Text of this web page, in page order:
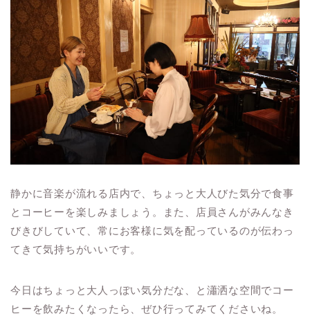
静かに音楽が流れる店内で、ちょっと大人びた気分で食事
とコーヒーを楽しみましょう。また、店員さんがみんなき
びきびしていて、常にお客様に気を配っているのが伝わっ
てきて気持ちがいいです。
今日はちょっと大人っぽい気分だな、と瀟洒な空間でコー
ヒーを飲みたくなったら、ぜひ行ってみてくださいね。